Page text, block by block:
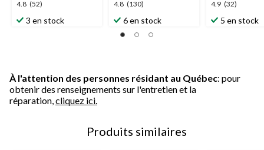
4.8 (52)
4.8
étoile(s)
sur
3 en stock
4.8 (130)
4.8
étoile(s)
sur
5.
6 en stock
4.9 (32)
4.9
étoile(s)
sur
5 en stock
À l'attention des personnes résidant au Québec: pour
obtenir des renseignements sur l'entretien et la
réparation, cliquez ici.
Produits similaires